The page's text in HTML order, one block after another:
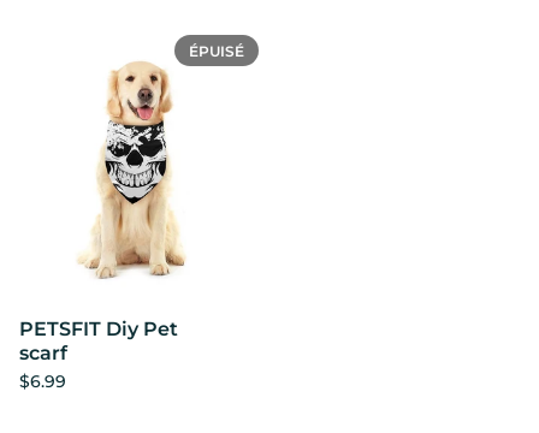
PETSFIT Diy Pet
scarf
$6.99
ÉPUISÉ